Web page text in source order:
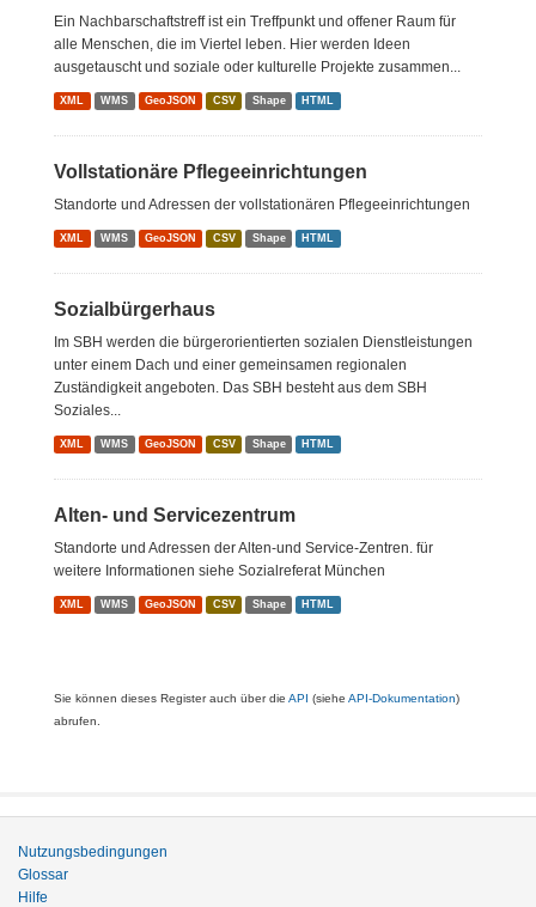
Ein Nachbarschaftstreff ist ein Treffpunkt und offener Raum für
alle Menschen, die im Viertel leben. Hier werden Ideen
ausgetauscht und soziale oder kulturelle Projekte zusammen...
XML WMS GeoJSON CSV Shape HTML
Vollstationäre Pflegeeinrichtungen
Standorte und Adressen der vollstationären Pflegeeinrichtungen
XML WMS GeoJSON CSV Shape HTML
Sozialbürgerhaus
Im SBH werden die bürgerorientierten sozialen Dienstleistungen
unter einem Dach und einer gemeinsamen regionalen
Zuständigkeit angeboten. Das SBH besteht aus dem SBH
Soziales...
XML WMS GeoJSON CSV Shape HTML
Alten- und Servicezentrum
Standorte und Adressen der Alten-und Service-Zentren. für
weitere Informationen siehe Sozialreferat München
XML WMS GeoJSON CSV Shape HTML
Sie können dieses Register auch über die API (siehe API-Dokumentation)
abrufen.
Nutzungsbedingungen
Glossar
Hilfe